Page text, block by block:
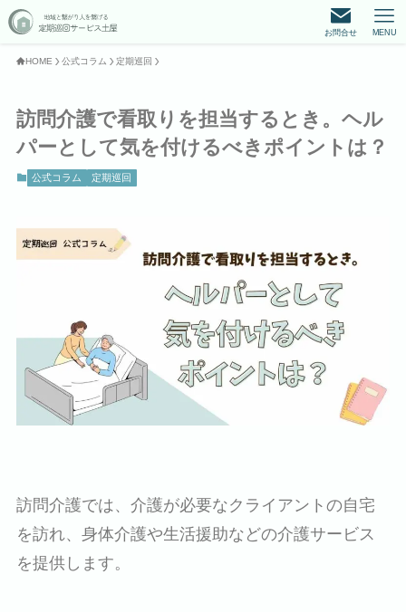
お問合せ MENU
HOME 公式コラム 定期巡回
訪問介護で看取りを担当するとき。ヘル
パーとして気を付けるべきポイントは？
公式コラム 定期巡回
訪問介護では、介護が必要なクライアントの自宅
を訪れ、身体介護や生活援助などの介護サービス
を提供します。